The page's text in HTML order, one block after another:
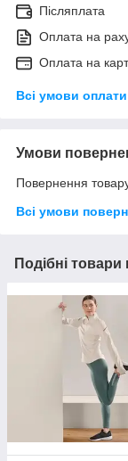
Післяплата
Оплата на
Оплата на
Всі умови оплати
Умови
Повернення
Всі умови
Подібні товари